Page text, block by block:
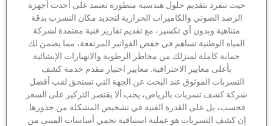
تنفرد بتقديم حلول هندسية متطورة تعتمد على أحدث أجهزة
الرصد الصوتي والكاميرات الحرارية لتحديد مكان التسرب بدقة
متناهية وبدون أي تكسير، مع تقديم تقارير فنية معتمدة لشركة
الوطنية تساهم في خفض الفواتير المرتفعة، مما يضمن لك
حماية كاملة لمنزلك من مخاطر الرطوبة والانهيارات الإنشائية
بأعلى معايير الاحترافية. معايير اختيار مقدم خدمة كشف
الموثوق عند البحث عن الجهة التي تستحق لقب أفضل
كشف تسربات بالرياض، يجب ألا يقتصر التركيز على السعر
بل على القدرة الفنية في تشخيص المشكلة من جذورها.
كشف التسربات هو عملية استباقية تحمي أساسات المبنى من